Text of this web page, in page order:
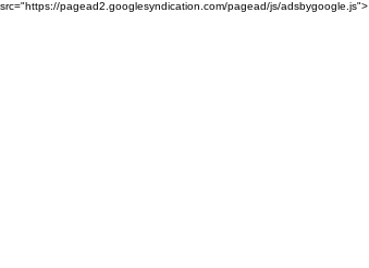
src="https://pagead2.googlesyndication.com/pagead/js/adsbygoogle.js">